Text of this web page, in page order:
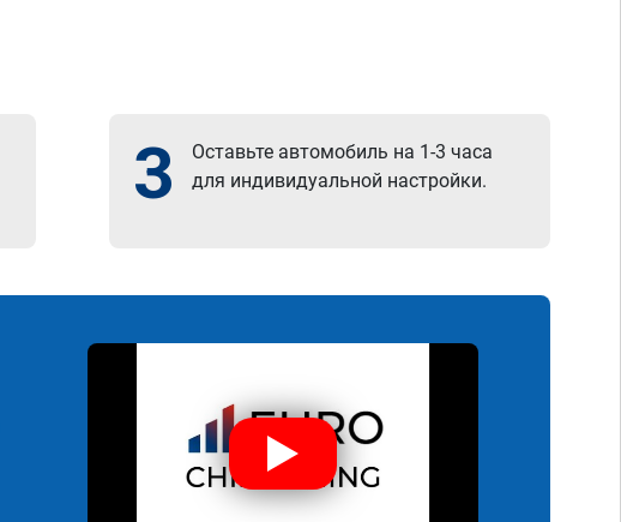
3
Оставьте автомобиль на 1-3 часа
для индивидуальной настройки.